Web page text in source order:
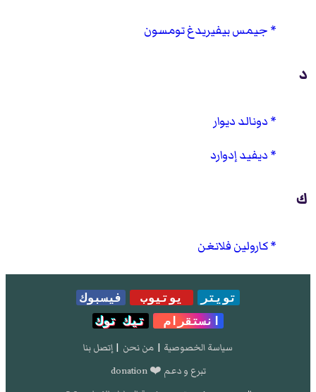
جيمس بيفيريدغ تومسون
د
دونالد ديوار
ديفيد إدوارد
ك
كارولين فلانغن
تويتر يوتيوب
فيسبوك
انستقرام
تيك توك
سياسة الخصوصية | من نحن | إتصل بنا
تبرع و دعم ❤️ donation